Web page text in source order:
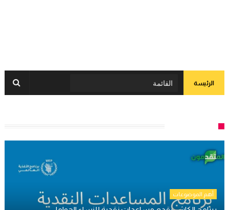
الرئيسة
أهم الموضوعات